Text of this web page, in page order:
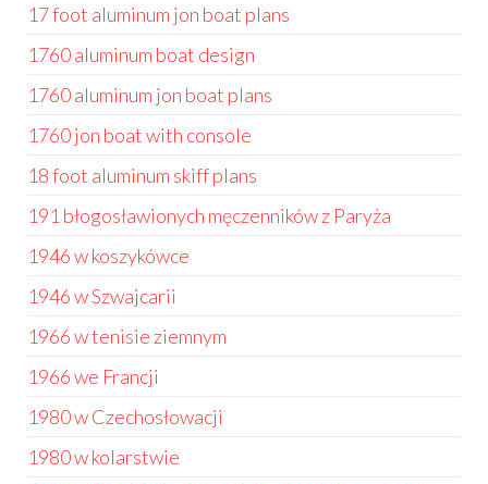
17 foot aluminum jon boat plans
1760 aluminum boat design
1760 aluminum jon boat plans
1760 jon boat with console
18 foot aluminum skiff plans
191 błogosławionych męczenników z Paryża
1946 w koszykówce
1946 w Szwajcarii
1966 w tenisie ziemnym
1966 we Francji
1980 w Czechosłowacji
1980 w kolarstwie